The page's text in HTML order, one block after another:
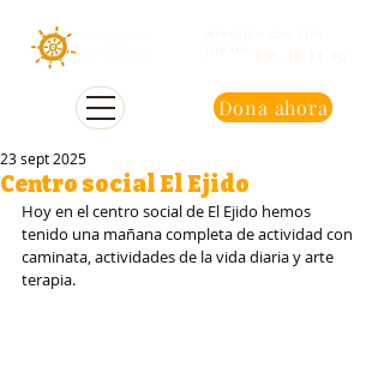
Dona ahora
Centro social El Ejido
23 sept 2025
Hoy en el centro social de El Ejido hemos
tenido una mañana completa de actividad con
caminata, actividades de la vida diaria y arte
terapia.